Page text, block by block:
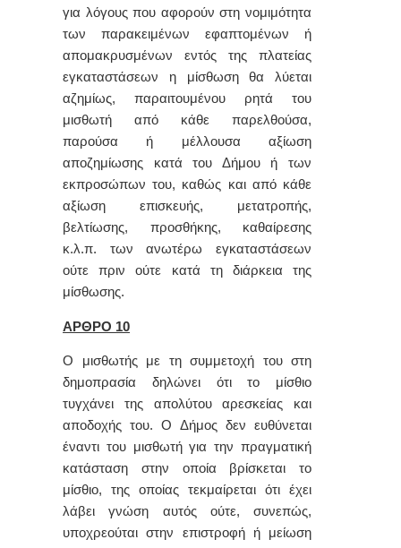
για λόγους που αφορούν στη νομιμότητα
των παρακειμένων εφαπτομένων ή
απομακρυσμένων εντός της πλατείας
εγκαταστάσεων η μίσθωση θα λύεται
αζημίως, παραιτουμένου ρητά του
μισθωτή από κάθε παρελθούσα,
παρούσα ή μέλλουσα αξίωση
αποζημίωσης κατά του Δήμου ή των
εκπροσώπων του, καθώς και από κάθε
αξίωση επισκευής, μετατροπής,
βελτίωσης, προσθήκης, καθαίρεσης
κ.λ.π. των ανωτέρω εγκαταστάσεων
ούτε πριν ούτε κατά τη διάρκεια της
μίσθωσης.
ΑΡΘΡΟ 10
Ο μισθωτής με τη συμμετοχή του στη
δημοπρασία δηλώνει ότι το μίσθιο
τυγχάνει της απολύτου αρεσκείας και
αποδοχής του. Ο Δήμος δεν ευθύνεται
έναντι του μισθωτή για την πραγματική
κατάσταση στην οποία βρίσκεται το
μίσθιο, της οποίας τεκμαίρεται ότι έχει
λάβει γνώση αυτός ούτε, συνεπώς,
υποχρεούται στην επιστροφή ή μείωση